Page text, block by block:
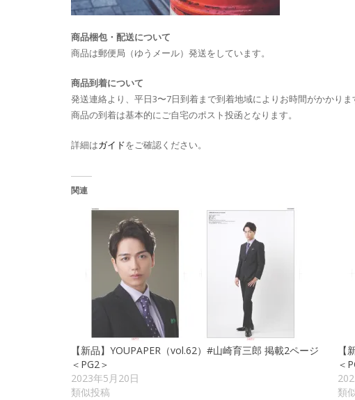
商品梱包・配送について
商品は郵便局（ゆうメール）発送をしています。
商品到着について
発送連絡より、平日3〜7日到着まで到着地域によりお時間がかかりま
商品の到着は基本的にご自宅のポスト投函となります。
詳細はガイドをご確認ください。
関連
【新品】YOUPAPER（vol.62）#山崎育三郎 掲載2ページ
＜PG2＞
2023年5月20日
類似投稿
＜
類